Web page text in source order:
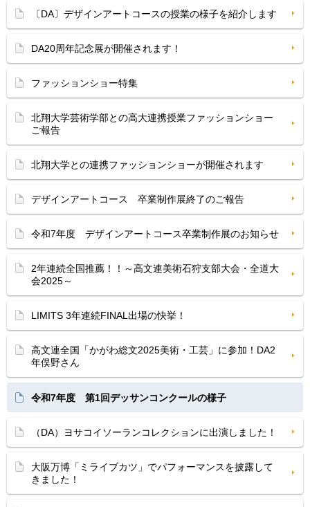
〔DA〕デザインアートコースの授業の様子を紹介します
DA20周年記念展が開催されます！
ファッションショー特集
北翔大学芸術学部との高大連携授業ファッションショー
ご報告
北翔大学との連携ファッションショーが開催されます
デザインアートコース 卒業制作展終了のご報告
令和7年度 デザインアートコース卒業制作展のお知らせ
2年連続全国推薦！！～高文連美術石狩支部大会・全道大
会2025～
LIMITS 3年連続FINAL出場の快挙！
高文連全国「かがわ総文2025美術・工芸」に参加！DA2
年俣野さん
令和7年度 第1回デッサンコンクールの様子
（DA）ヨサコイソーランコレクションに出演しました！
大阪万博「ミライブカツ」でパフォーマンスを披露して
きました！